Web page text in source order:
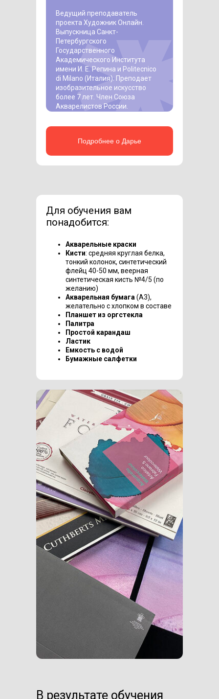
Ведущий преподаватель
проекта Художник Онлайн.
Выпускница Санкт-
Петербургского
Государственного
Академического Института
имени И. Е. Репина и Politecnico
di Milano (Италия). Преподает
изобразительное искусство
более 7 лет. Член Союза
Акварелистов России.
Подробнее о Дарье
Для обучения вам
понадобится:
Акварельные краски
Кисти: средняя круглая белка,
тонкий колонок, синтетический
флейц 40-50 мм, веерная
синтетическая кисть №4/5 (по
желанию)
Акварельная бумага (А3),
желательно с хлопком в составе
Планшет из оргстекла
Палитра
Простой карандаш
Ластик
Емкость с водой
Бумажные салфетки
В результате обучения